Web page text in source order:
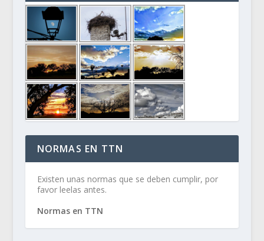
NORMAS EN TTN
Existen unas normas que se deben cumplir, por
favor leelas antes.
Normas en TTN